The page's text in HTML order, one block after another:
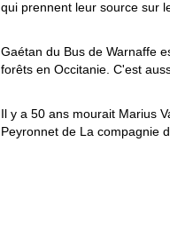
qui prennent leur source sur
Gaétan du Bus de Warnaffe
forêts en Occitanie. C'est
Il y a 50 ans mourait Marius
Peyronnet de La compagnie